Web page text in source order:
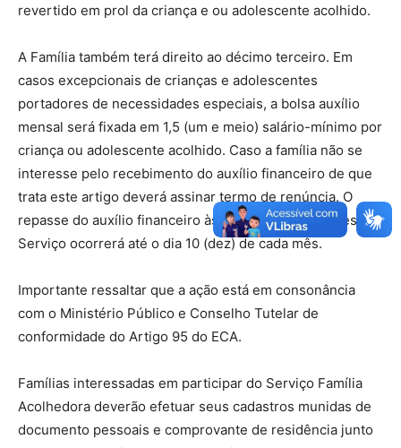
revertido em prol da criança e ou adolescente acolhido.
A Família também terá direito ao décimo terceiro. Em
casos excepcionais de crianças e adolescentes
portadores de necessidades especiais, a bolsa auxílio
mensal será fixada em 1,5 (um e meio) salário-mínimo por
criança ou adolescente acolhido. Caso a família não se
interesse pelo recebimento do auxílio financeiro de que
trata este artigo deverá assinar termo de renúncia. O
repasse do auxílio financeiro às famílias participantes do
Serviço ocorrerá até o dia 10 (dez) de cada mês.
Importante ressaltar que a ação está em consonância
com o Ministério Público e Conselho Tutelar de
conformidade do Artigo 95 do ECA.
Famílias interessadas em participar do Serviço Família
Acolhedora deverão efetuar seus cadastros munidas de
documento pessoais e comprovante de residência junto